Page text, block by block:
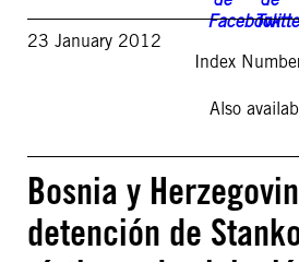
23 January 2012
Index
Also
Bosnia y
detención de